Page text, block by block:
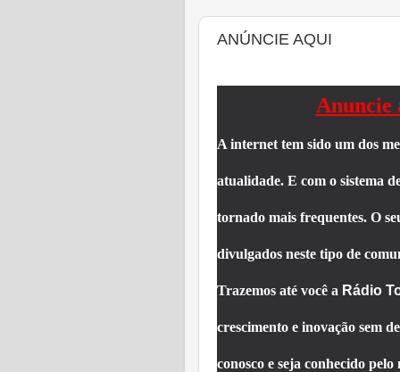
ANÚNCIE AQUI
Anuncie
A internet tem sido um dos
atualidade. E com o sistema
tornado mais frequentes. O
divulgados neste tipo de
Trazemos até você a Rádio
crescimento e inovação sem
conosco e seja conhecido